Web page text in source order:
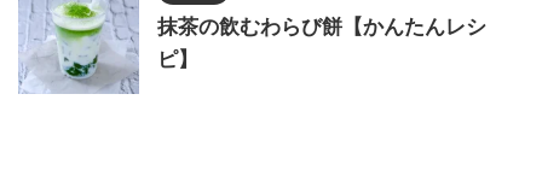
抹茶の飲むわらび餅【かんたんレシ
ピ】